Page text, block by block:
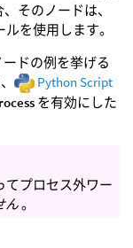
そのノードは、
を使用します。
ードの例を挙げる
Python Script
を有効にした
てプロセス外ワー
ん。